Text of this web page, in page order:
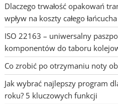
Dlaczego trwałość opakowań
wpływ na koszty całego
ISO 22163 – uniwersalny
komponentów do taboru
Co zrobić po otrzymaniu noty
Jak wybrać najlepszy program
roku? 5 kluczowych funkcji